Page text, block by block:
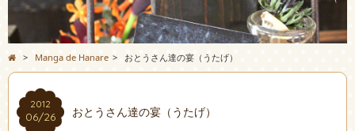
> Manga de Hanare > おとうさん達の宴（うたげ）
2012
06/26 おとうさん達の宴（うたげ）